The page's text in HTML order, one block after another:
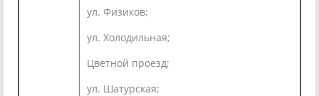
ул. Физиков;
ул. Холодильная;
Цветной проезд;
ул. Шатурская;